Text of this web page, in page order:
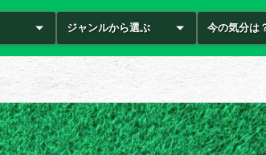
ジャンルから選ぶ 今の気分は